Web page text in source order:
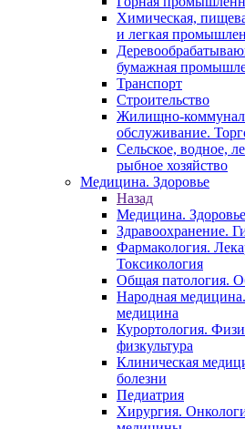
Химическая,
и легкая
бумажная
Транспорт
Строительство
Жилищно-
обслуживание.
Сельское, водное,
рыбное хозяйство
Медицина. Здоровье
Назад
Медицина. Здоровье
Здравоохранение.
Фармакология.
Токсикология
Общая патология.
Народная
медицина
Курортология.
физкультура
Клиническая
болезни
Педиатрия
Хирургия.